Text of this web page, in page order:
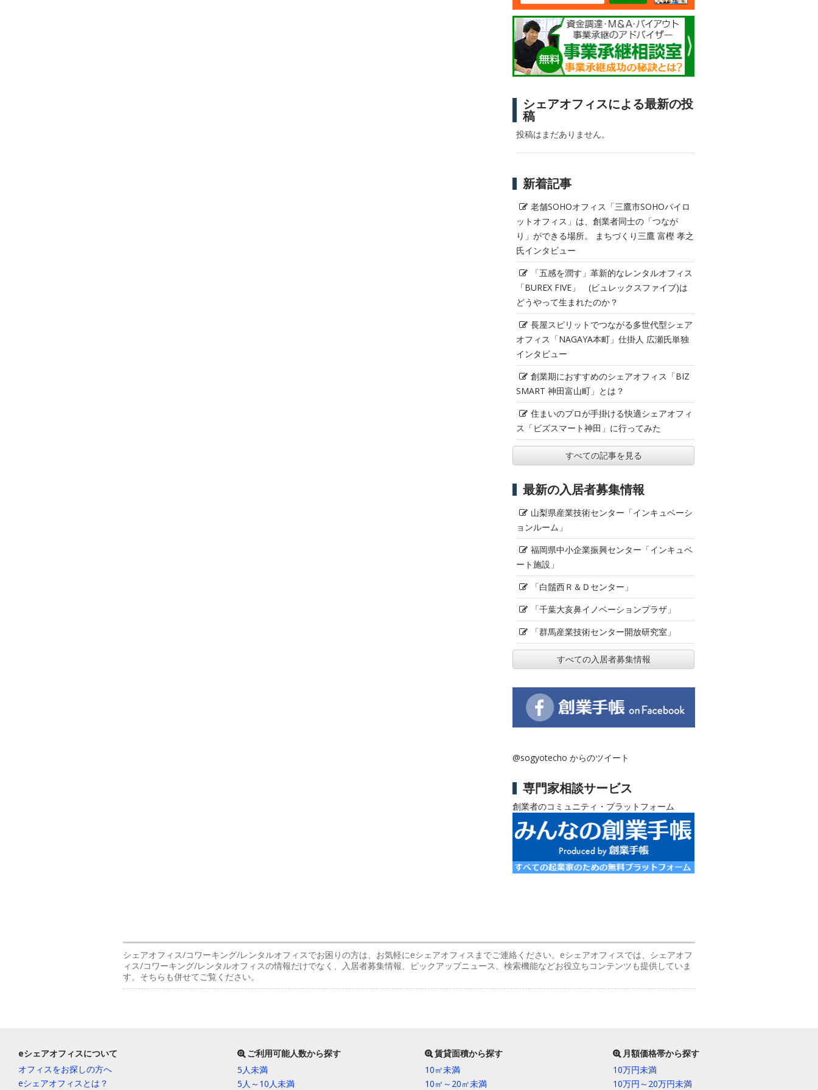
シェアオフィスによる最新の投
稿
投稿はまだありません。
新着記事
老舗SOHOオフィス「三鷹市SOHOパイロ
ットオフィス」は、創業者同士の「つなが
り」ができる場所。 まちづくり三鷹 富樫 孝之
氏インタビュー
「五感を潤す」革新的なレンタルオフィス
「BUREX FIVE」 (ビュレックスファイブ)は
どうやって生まれたのか？
長屋スピリットでつながる多世代型シェア
オフィス「NAGAYA本町」仕掛人 広瀬氏単独
インタビュー
創業期におすすめのシェアオフィス「BIZ
SMART 神田富山町」とは？
住まいのプロが手掛ける快適シェアオフィ
ス「ビズスマート神田」に行ってみた
すべての記事を見る
最新の入居者募集情報
山梨県産業技術センター「インキュベーシ
ョンルーム」
福岡県中小企業振興センター「インキュベ
ート施設」
「白鬚西Ｒ＆Ｄセンター」
「千葉大亥鼻イノベーションプラザ」
「群馬産業技術センター開放研究室」
すべての入居者募集情報
@sogyotecho からのツイート
専門家相談サービス
創業者のコミュニティ・プラットフォーム
シェアオフィス/コワーキング/レンタルオフィスでお困りの方は、お気軽にeシェアオフィスまでご連絡ください。eシェアオフィスでは、シェアオフ
ィス/コワーキング/レンタルオフィスの情報だけでなく、入居者募集情報、ピックアップニュース、検索機能などお役立ちコンテンツも提供していま
す。そちらも併せてご覧ください。
eシェアオフィスについて
オフィスをお探しの方へ
eシェアオフィスとは？
ご利用可能人数から探す
5人未満
5人～10人未満
賃貸面積から探す
10㎡未満
10㎡～20㎡未満
月額価格帯から探す
10万円未満
10万円～20万円未満